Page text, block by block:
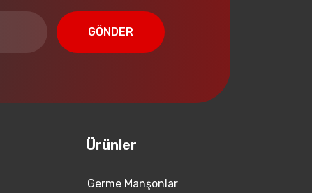
GÖNDER
Ürünler
Germe Manşonlar